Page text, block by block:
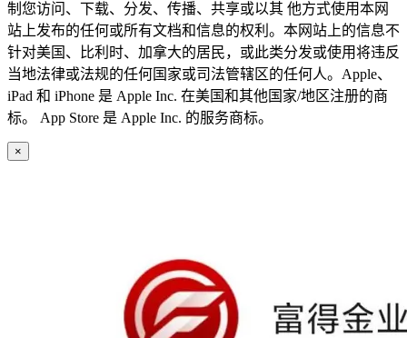
制您访问、下载、分发、传播、共享或以其 他方式使用本网
站上发布的任何或所有文档和信息的权利。本网站上的信息不
针对美国、比利时、加拿大的居民，或此类分发或使用将违反
当地法律或法规的任何国家或司法管辖区的任何人。Apple、
iPad 和 iPhone 是 Apple Inc. 在美国和其他国家/地区注册的商
标。 App Store 是 Apple Inc. 的服务商标。
×